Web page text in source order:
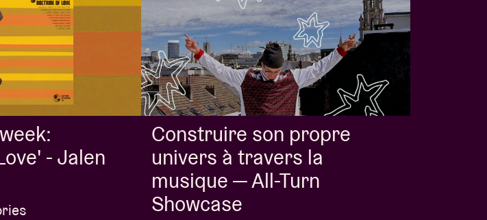
- Jalen
Construire son propre
univers à travers la
musique — All-Turn
Showcase